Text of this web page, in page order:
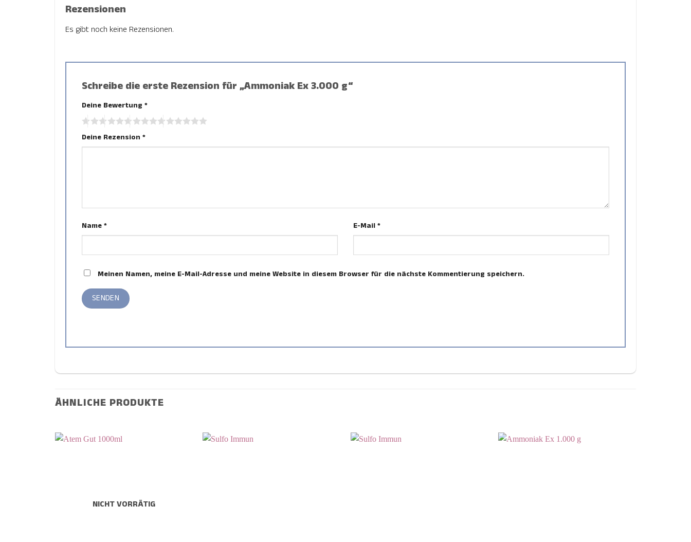
Rezensionen
Es gibt noch keine Rezensionen.
Schreibe die erste Rezension für „Ammoniak Ex 3.000 g“
Deine Bewertung *
Deine Rezension *
Name * E-Mail *
Meinen Namen, meine E-Mail-Adresse und meine Website in diesem Browser für die nächste Kommentierung speichern.
ÄHNLICHE PRODUKTE
NICHT VORRÄTIG